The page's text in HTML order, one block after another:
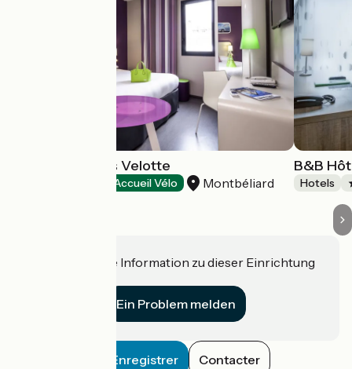
Hôtel Ibis Styles Velotte
Accueil Vélo Montbéliard
B&B
Hotels
Haben Sie eine Information zu dieser Einrichtung
Ein Problem melden
Enregistrer Contacter